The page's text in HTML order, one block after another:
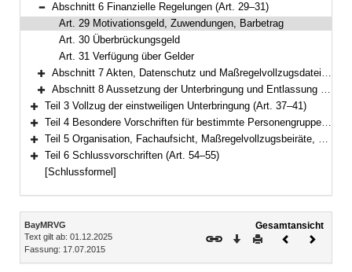
Bereich reduzieren
Abschnitt 6 Finanzielle Regelungen (Art. 29–31)
Art. 29 Motivationsgeld, Zuwendungen, Barbetrag
Art. 30 Überbrückungsgeld
Art. 31 Verfügung über Gelder
Bereich erweitern
Abschnitt 7 Akten, Datenschutz und Maßregelvollzugsdatei (Art. 32–34a)
Bereich erweitern
Abschnitt 8 Aussetzung der Unterbringung und Entlassung (Art. 35–36)
Bereich erweitern
Teil 3 Vollzug der einstweiligen Unterbringung (Art. 37–41)
Bereich erweitern
Teil 4 Besondere Vorschriften für bestimmte Personengruppen (Art. 42–44)
Bereich erweitern
Teil 5 Organisation, Fachaufsicht, Maßregelvollzugsbeiräte, Kosten (Art. 45–53)
Bereich erweitern
Teil 6 Schlussvorschriften (Art. 54–55)
[Schlussformel]
Inhalt
BayMRVG
Text gilt ab: 01.12.2025
Fassung: 17.07.2015
Gesamtansicht
Download
DruckenVorheriges